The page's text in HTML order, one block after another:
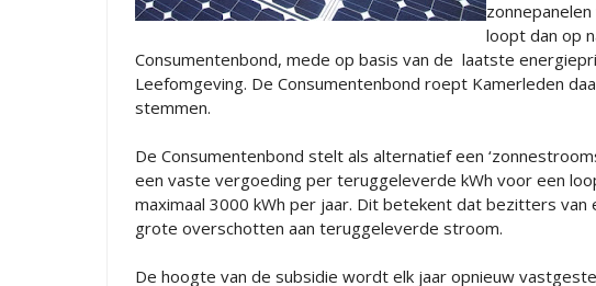
loopt dan op
Consumentenbond, mede op basis van de laatste
Leefomgeving. De Consumentenbond roept Kamerleden
stemmen.
De Consumentenbond stelt als alternatief een
een vaste vergoeding per teruggeleverde kWh voor een
maximaal 3000 kWh per jaar. Dit betekent dat bezitters
grote overschotten aan teruggeleverde stroom.
De hoogte van de subsidie wordt elk jaar opnieuw